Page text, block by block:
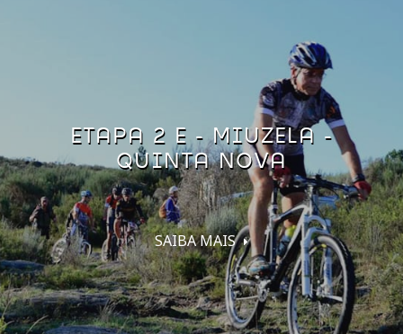
ETAPA 2 E - MIUZELA -
QUINTA NOVA
SAIBA MAIS